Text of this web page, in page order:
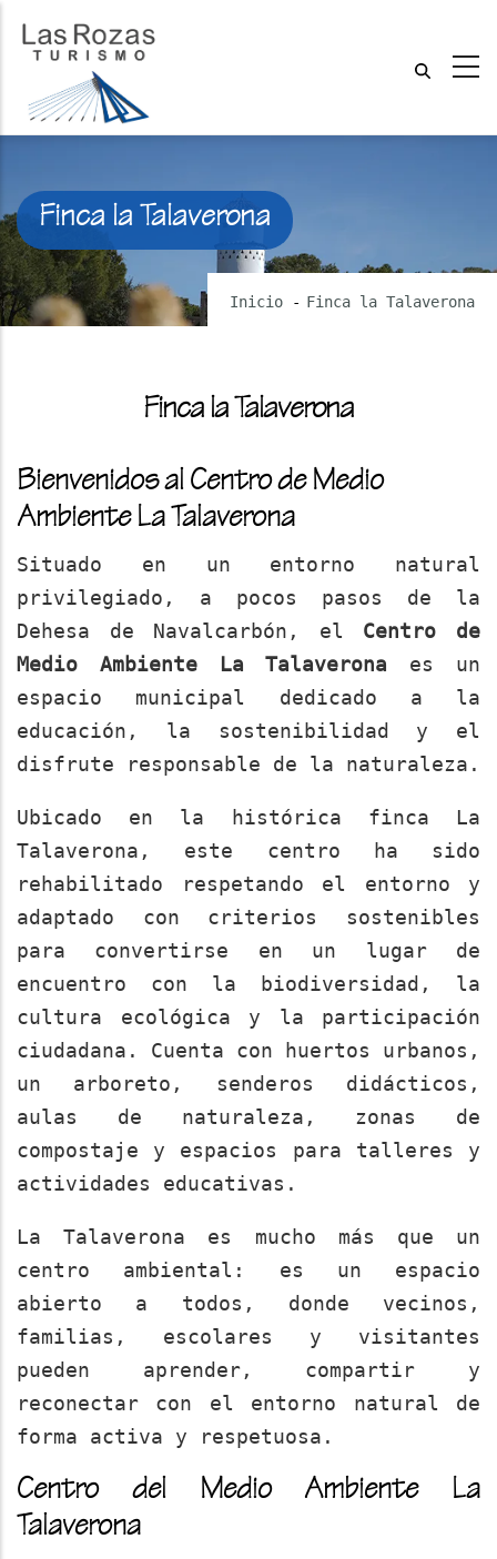
Finca la Talaverona
Inicio - Finca la Talaverona
Finca la Talaverona
Bienvenidos al Centro de Medio
Ambiente La Talaverona
Situado en un entorno natural
privilegiado, a pocos pasos de la
Dehesa de Navalcarbón, el Centro de
Medio Ambiente La Talaverona es un
espacio municipal dedicado a la
educación, la sostenibilidad y el
disfrute responsable de la naturaleza.
Ubicado en la histórica finca La
Talaverona, este centro ha sido
rehabilitado respetando el entorno y
adaptado con criterios sostenibles
para convertirse en un lugar de
encuentro con la biodiversidad, la
cultura ecológica y la participación
ciudadana. Cuenta con huertos urbanos,
un arboreto, senderos didácticos,
aulas de naturaleza, zonas de
compostaje y espacios para talleres y
actividades educativas.
La Talaverona es mucho más que un
centro ambiental: es un espacio
abierto a todos, donde vecinos,
familias, escolares y visitantes
pueden aprender, compartir y
reconectar con el entorno natural de
forma activa y respetuosa.
Centro del Medio Ambiente La
Talaverona